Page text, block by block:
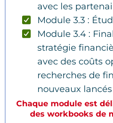
avec les
Module 3.3 :
Module 3.4 :
stratégie
avec des coûts
recherches de
nouveaux
Chaque module est
des workbooks de